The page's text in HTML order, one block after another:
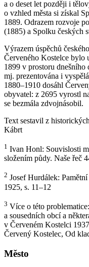
a o deset let později i
o vzhled města si získal
1889. Odrazem rozvoje
(1885) a Spolku českých
Výrazem úspěchů
Červeného Kostelce bylo
1899 v prostoru
mj. prezentována i
1880–1910 dosáhl
obyvatel: z 2695 vyrostl
se bezmála zdvojnásobil.
Text sestavil z
Kábrt
1 Ivan Honl: Souvislosti
složením půdy. Naše řeč
2 Josef Hurdálek:
1925, s. 11–12
3 Více o této
a sousedních obcí a
v Červeném Kostelci
Červený Kostelec, Od
Město